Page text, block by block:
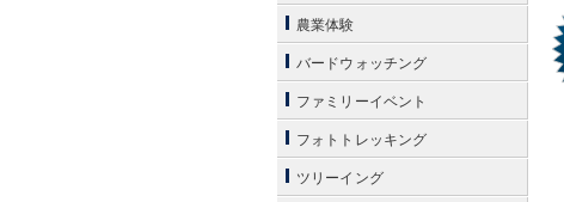
農業体験
バードウォッチング
ファミリーイベント
フォトトレッキング
ツリーイング